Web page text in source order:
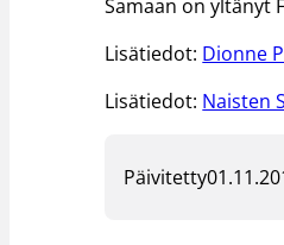
Samaan on yltänyt
Lisätiedot: Dionne
Lisätiedot: Naisten
Päivitetty